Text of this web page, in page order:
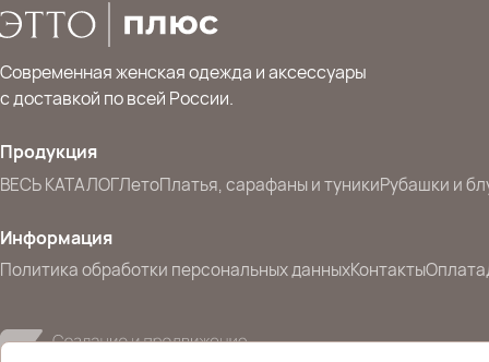
Современная женская одежда и аксессуары
с доставкой по всей России.
Продукция
ВЕСЬ КАТАЛОГЛетоПлатья, сарафаны и туникиРубашки и
Информация
Политика обработки персональных данныхКонтактыОплата